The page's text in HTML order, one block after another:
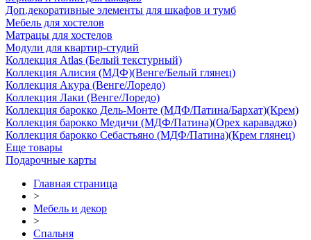
Доп.декоративные элементы для шкафов и тумб
Мебель для хостелов
Матрацы для хостелов
Модули для квартир-студий
Коллекция Atlas (Белый текстурный)
Коллекция Алисия (МДФ)(Венге/Белый глянец)
Коллекция Акура (Венге/Лоредо)
Коллекция Лаки (Венге/Лоредо)
Коллекция барокко Дель-Монте (МДФ/Патина/Бархат)(Крем)
Коллекция барокко Медичи (МДФ/Патина)(Орех караваджо)
Коллекция барокко Себастьяно (МДФ/Патина)(Крем глянец)
Еще товары
Подарочные карты
Главная страница
>
Мебель и декор
>
Спальня